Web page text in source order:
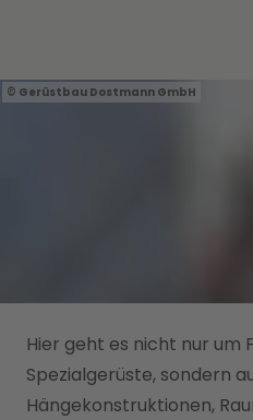
Gerüstbau Dostmann GmbH
Hier geht es nicht nur um
Spezialgerüste, sondern
Hängekonstruktionen,